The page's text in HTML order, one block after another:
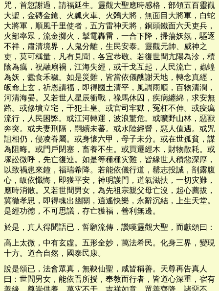
咒，首愆謝過，請福延生。靈觀大聖應時感格，部領五百靈觀
大聖，金磚金鎗、火瓢火車、火鵶大將，無面目大將軍，白蛇
大將軍，順風千里使者，五方雷神天將，銅頭鐵面六天吏兵，
火部率眾，流金擲火，掣電轟雷，一合下降，掃蕩妖氛，驅逐
不祥，肅清境界，人鬼分離，生民安泰。靈觀元帥、威神之
吏，莫可稱量，凡有見聞，各宜恭敬。若復世間亢陽為沴，積
陰為癘，祝融扇禍，江海失經，或干戈互起，人民流亡，蟲蝗
為妖，蠹食禾穢。如是災難，皆當依儀醮謝天地，轉念真經，
皈命上玄，祈恩請福，即得國土清平，風調雨順，百物清潤，
河清海晏。又若世人星辰衝戰，祿馬休囚，疾病纏綿，求安無
路。或修墳立宅，干犯土皇。或官司牢獄，冤枉不伸。或疫癘
流行，人民困弊。或江河轉運，波浪驚危。或曠野山林，惡獸
奔突。或夫妻刑隔，嗣續未蕃。或水陸經營，惡人值遇。或咒
詛相仍，侵凌眷屬。或身懷六甲，母子未分。或在世孤貧，謀
為阻晦。或門戶閉塞，畜養不生。或買遷經木，財物散耗。或
塚訟微呼，先亡復連。如是等種種灾難，皆緣世人積惡深厚，
以致禍患來鐘，福瑞希降。若能依儀行道，罄志投誠，剖露腹
心，皈依懺悔，即獲平安，神明護門，道氣滋扶，一切灾難，
應時消散。又若世間男女，為先祖宗親父母亡沒，起心薦拔，
冀徹孝思，即得魂出幽關，逍遙快樂，永辭沉結，上生天堂。
是經功德，不可思議，存亡獲福，善利無邊。
於是，真人得聞語已，誓願流傳，讚嘆靈觀大聖，而獻頌曰：
高上太微，中有玄虛。五形全妙，萬法希民。化身三界，變現
十方。道合自然，國泰民康。
說是頌已，法會眾真，無鞅仙聖，咸皆稱善。天尊再告真人
曰：世間男女，能依吾所授，奉教而行者，皆道心深重，宿有
善緣，尊崇供養，萬灾不干，吉祥如意，眾善齊降，諸惡不